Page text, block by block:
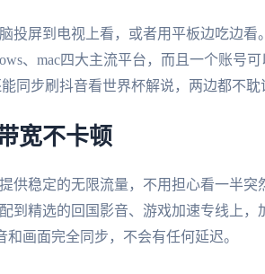
投屏到电视上看，或者用平板边吃边看。
、mac四大主流平台，而且一个账号可
同步刷抖音看世界杯解说，两边都不耽
宽不卡顿
提供稳定的无限流量，不用担心看一半突
到精选的回国影音、游戏加速专线上，
画面完全同步，不会有任何延迟。